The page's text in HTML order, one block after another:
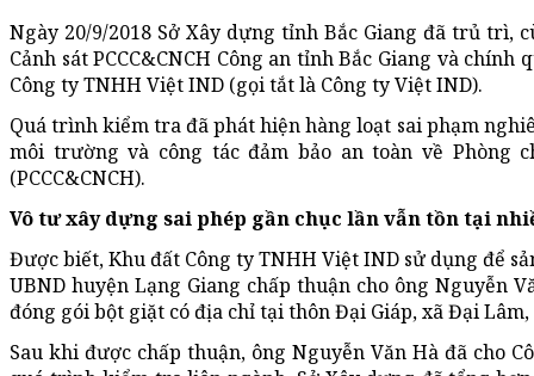
Ngày 20/9/2018 Sở Xây dựng tỉnh Bắc Giang đã trủ trì,
Cảnh sát PCCC&CNCH Công an tỉnh Bắc Giang và
Công ty TNHH Việt IND (gọi tắt là Công ty Việt IND).
Quá trình kiểm tra đã phát hiện hàng loạt sai phạm
môi trường và công tác đảm bảo an toàn về Phòng
(PCCC&CNCH).
Vô tư xây dựng sai phép gần chục lần vẫn tồn tại
Được biết, Khu đất Công ty TNHH Việt IND sử dụng để
UBND huyện Lạng Giang chấp thuận cho ông Nguyễn
đóng gói bột giặt có địa chỉ tại thôn Đại Giáp, xã Đại
Sau khi được chấp thuận, ông Nguyễn Văn Hà đã cho